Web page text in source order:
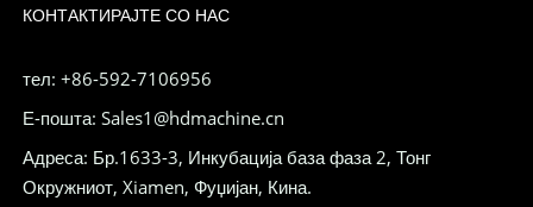
КОНТАКТИРАЈТЕ СО НАС
тел: +86-592-7106956
Е-пошта: Sales1@hdmachine.cn
Адреса: Бр.1633-3, Инкубација база фаза 2, Тонг
Окружниот, Xiamen, Фуџијан, Кина.